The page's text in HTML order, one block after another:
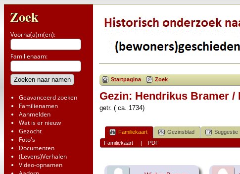
Zoek
Voorna(a)m(en):
Familienaam:
Geavanceerd zoeken
Familienamen
Aanmelden
Wat is er nieuw
Gezocht
Foto's
Documenten
(Levens)Verhalen
Video-opnamen
Startpagina Zoek
Gezin: Hendrikus Bramer /
getr. ( ca. 1734)
Familiekaart Gezinsblad
Suggestie
Familiekaart
| PDF